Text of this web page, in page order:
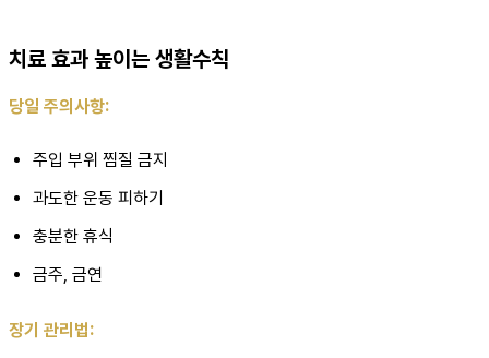
치료 효과 높이는 생활수칙
당일 주의사항:
주입 부위 찜질 금지
과도한 운동 피하기
충분한 휴식
금주, 금연
장기 관리법: